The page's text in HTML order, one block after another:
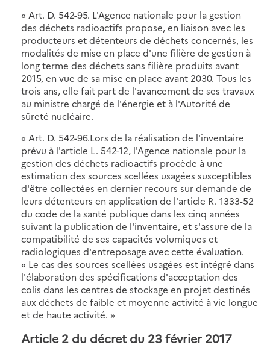
« Art. D. 542-95. L'Agence nationale pour la gestion
des déchets radioactifs propose, en liaison avec les
producteurs et détenteurs de déchets concernés, les
modalités de mise en place d'une filière de gestion à
long terme des déchets sans filière produits avant
2015, en vue de sa mise en place avant 2030. Tous les
trois ans, elle fait part de l'avancement de ses travaux
au ministre chargé de l'énergie et à l'Autorité de
sûreté nucléaire.
« Art. D. 542-96.Lors de la réalisation de l'inventaire
prévu à l'article L. 542-12, l'Agence nationale pour la
gestion des déchets radioactifs procède à une
estimation des sources scellées usagées susceptibles
d'être collectées en dernier recours sur demande de
leurs détenteurs en application de l'article R. 1333-52
du code de la santé publique dans les cinq années
suivant la publication de l'inventaire, et s'assure de la
compatibilité de ses capacités volumiques et
radiologiques d'entreposage avec cette évaluation.
« Le cas des sources scellées usagées est intégré dans
l'élaboration des spécifications d'acceptation des
colis dans les centres de stockage en projet destinés
aux déchets de faible et moyenne activité à vie longue
et de haute activité. »
Article 2 du décret du 23 février 2017